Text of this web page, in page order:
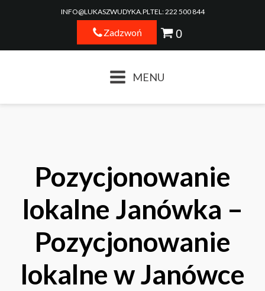
INFO@LUKASZWUDYKA.PLTEL: 222 500 844
Zadzwoń
MENU
Pozycjonowanie
lokalne Janówka –
Pozycjonowanie
lokalne w Janówce